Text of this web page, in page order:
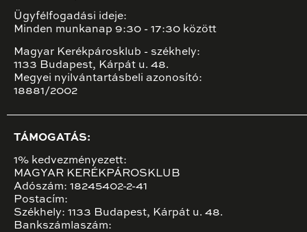
Ügyfélfogadási ideje:
Minden munkanap 9:30 - 17:30 között
Magyar Kerékpárosklub - székhely:
1133 Budapest, Kárpát u. 48.
Megyei nyilvántartásbeli azonosító:
18881/2002
TÁMOGATÁS:
1% kedvezményezett:
MAGYAR KERÉKPÁROSKLUB
Adószám: 18245402-2-41
Postacím:
Székhely: 1133 Budapest, Kárpát u. 48.
Bankszámlaszám: